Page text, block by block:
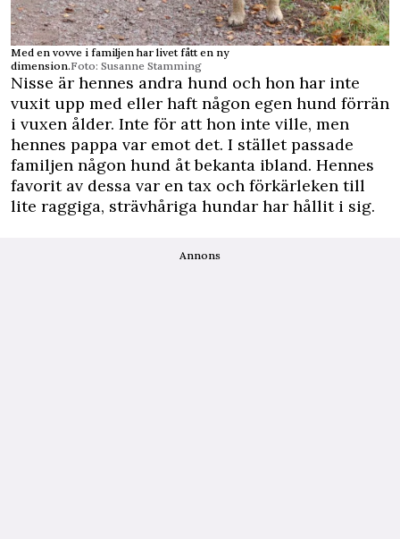
Med en vovve i familjen har livet fått en ny
dimension.Foto: Susanne Stamming
Nisse är hennes andra hund och hon har inte
vuxit upp med eller haft någon egen hund förrän
i vuxen ålder. Inte för att hon inte ville, men
hennes pappa var emot det. I stället passade
familjen någon hund åt bekanta ibland. Hennes
favorit av dessa var en tax och förkärleken till
lite raggiga, strävhåriga hundar har hållit i sig.
Annons